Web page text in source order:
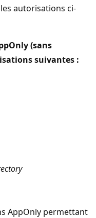
autorisations ci-
(sans
suivantes :
AppOnly permettant